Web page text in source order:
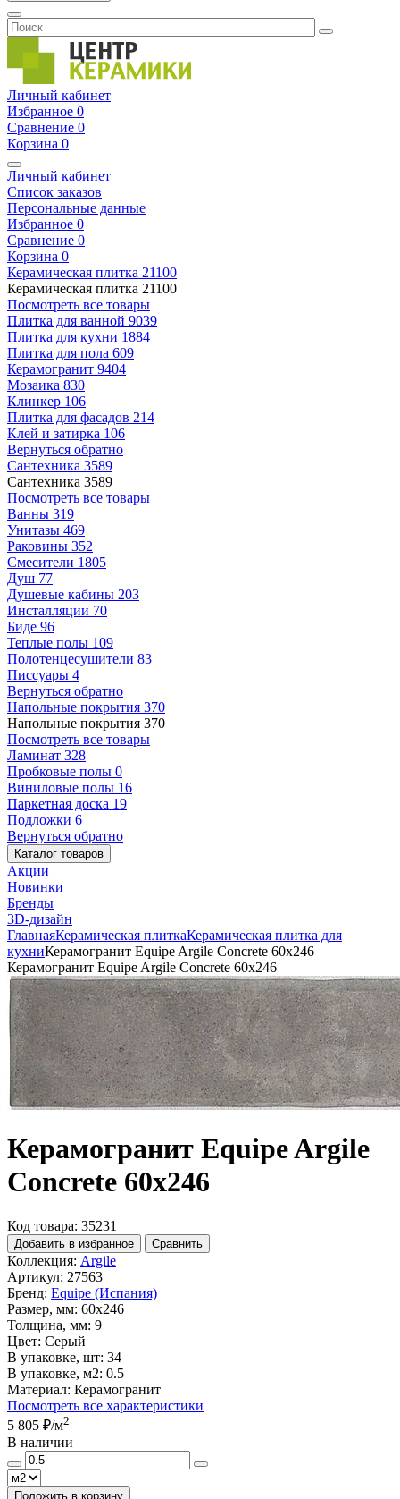
Личный кабинет
Избранное 0
Сравнение 0
Корзина 0
Личный кабинет
Список заказов
Персональные данные
Избранное 0
Сравнение 0
Корзина 0
Керамическая плитка 21100
Керамическая плитка 21100
Посмотреть все товары
Плитка для ванной 9039
Плитка для кухни 1884
Плитка для пола 609
Керамогранит 9404
Мозаика 830
Клинкер 106
Плитка для фасадов 214
Клей и затирка 106
Вернуться обратно
Сантехника 3589
Сантехника 3589
Посмотреть все товары
Ванны 319
Унитазы 469
Раковины 352
Смесители 1805
Душ 77
Душевые кабины 203
Инсталляции 70
Биде 96
Теплые полы 109
Полотенцесушители 83
Писсуары 4
Вернуться обратно
Напольные покрытия 370
Напольные покрытия 370
Посмотреть все товары
Ламинат 328
Пробковые полы 0
Виниловые полы 16
Паркетная доска 19
Подложки 6
Вернуться обратно
Каталог товаров
Акции
Новинки
Бренды
3D-дизайн
ГлавнаяКерамическая плиткаКерамическая плитка для
кухниКерамогранит Equipe Argile Concrete 60х246
Керамогранит Equipe Argile Concrete 60х246
Керамогранит Equipe Argile
Concrete 60х246
Код товара: 35231
Добавить в избранное Сравнить
Коллекция: Argile
Артикул: 27563
Бренд: Equipe (Испания)
Размер, мм: 60x246
Толщина, мм: 9
Цвет: Серый
В упаковке, шт: 34
В упаковке, м2: 0.5
Материал: Керамогранит
Посмотреть все характеристики
5 805 ₽/м2
В наличии
Положить в корзину